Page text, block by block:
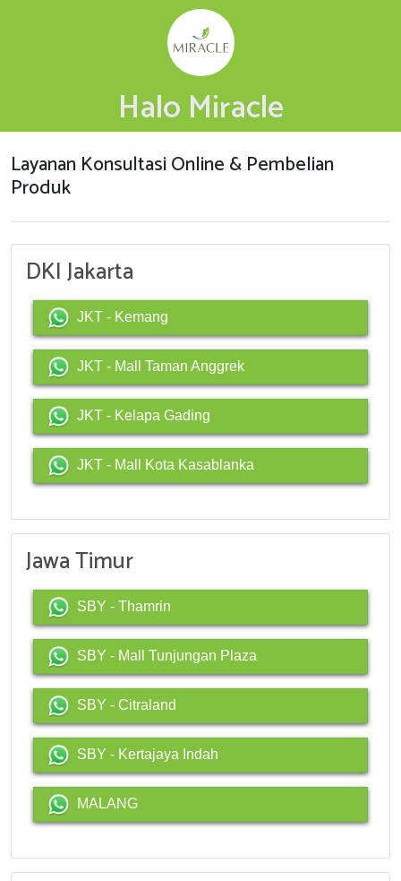
Halo Miracle
Layanan Konsultasi Online & Pembelian
Produk
DKI Jakarta
JKT - Kemang
JKT - Mall Taman Anggrek
JKT - Kelapa Gading
JKT - Mall Kota Kasablanka
Jawa Timur
SBY - Thamrin
SBY - Mall Tunjungan Plaza
SBY - Citraland
SBY - Kertajaya Indah
MALANG